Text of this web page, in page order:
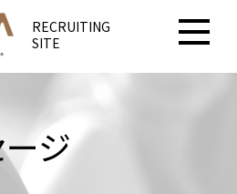
RECRUITING
SITE
ジ